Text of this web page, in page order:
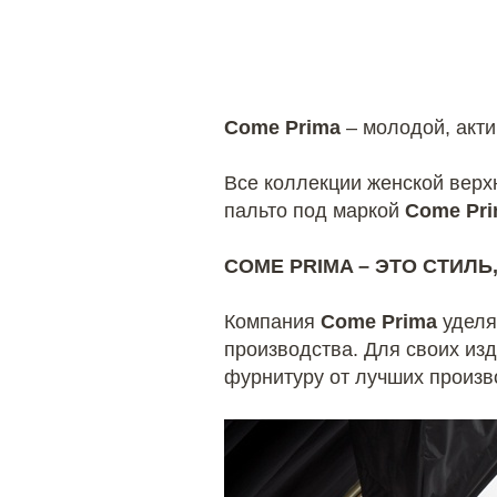
Come Prima – молодой,
Все коллекции женской
пальто под маркой Come
COME PRIMA – ЭТО
Компания Come Prima
производства. Для своих
фурнитуру от лучших